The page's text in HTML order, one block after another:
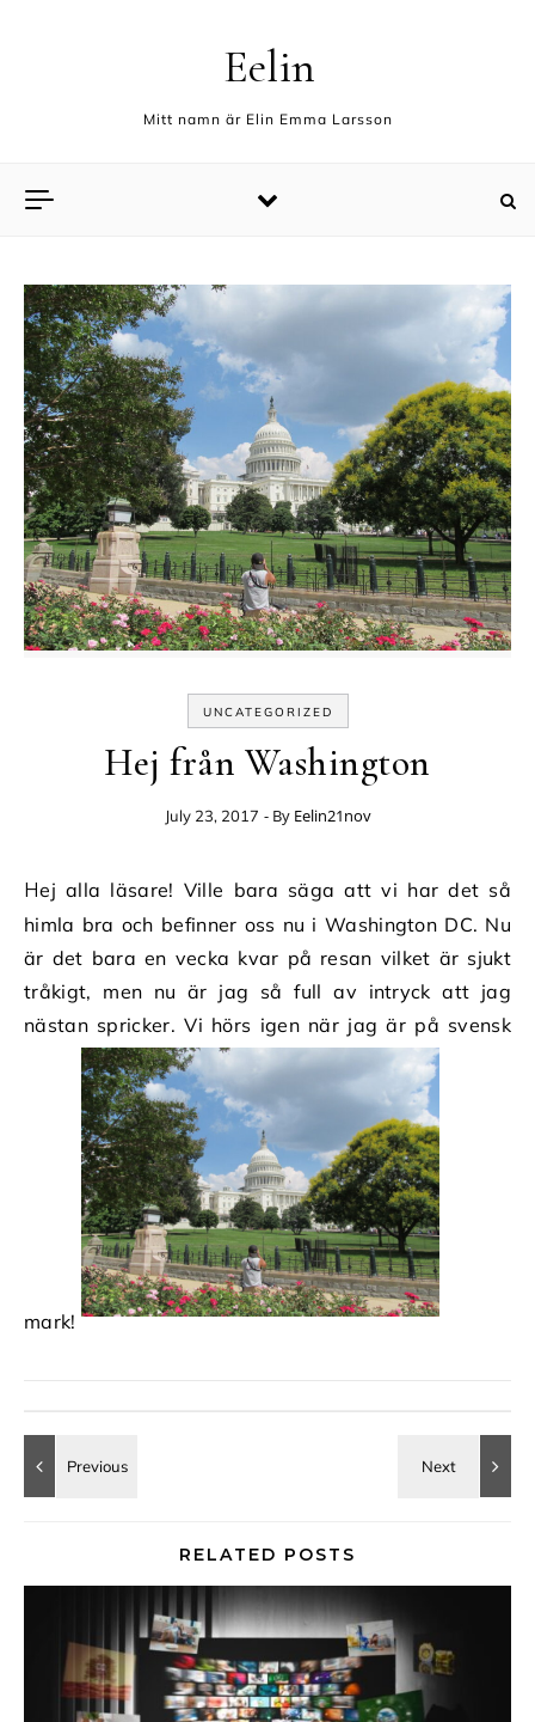
Eelin
Mitt namn är Elin Emma Larsson
UNCATEGORIZED
Hej från Washington
July 23, 2017 - By Eelin21nov
Hej alla läsare! Ville bara säga att vi har det så
himla bra och befinner oss nu i Washington DC. Nu
är det bara en vecka kvar på resan vilket är sjukt
tråkigt, men nu är jag så full av intryck att jag
nästan spricker. Vi hörs igen när jag är på svensk
mark!
RELATED POSTS